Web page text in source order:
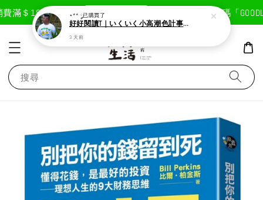
＄1800免運費 現在去購物！ 首次註冊輸入折扣碼「
搜尋
⋆** ༘已購買了
好好閱讀T｜いくいく小高潮色計事務所X好好生活書店聯名款
3 天前